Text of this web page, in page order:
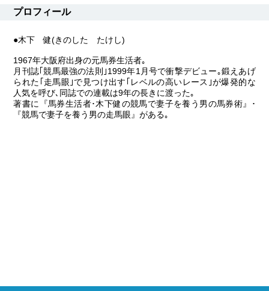
プロフィール
●木下 健(きのした たけし)
1967年大阪府出身の元馬券生活者｡
月刊誌｢競馬最強の法則｣1999年1月号で衝撃デビュー｡鍛えあげ
られた｢走馬眼｣で見つけ出す｢レベルの高いレース｣が爆発的な
人気を呼び､同誌での連載は9年の長きに渡った｡
著書に『馬券生活者･木下健の競馬で妻子を養う男の馬券術』･
『競馬で妻子を養う男の走馬眼』がある｡